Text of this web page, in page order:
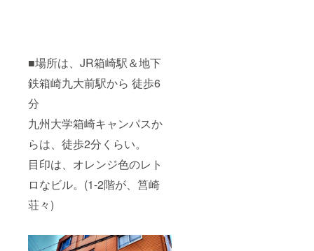
■場所は、JR箱崎駅＆地下
鉄箱崎九大前駅から 徒歩6
分
九州大学箱崎キャンパスか
らは、徒歩2分くらい。
目印は、オレンジ色のレト
ロなビル。(1-2階が、筥崎
荘々)